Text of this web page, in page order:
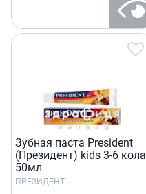
Зубная паста President
(Президент) kids 3-6 кола
50мл
ПРЕЗИДЕНТ